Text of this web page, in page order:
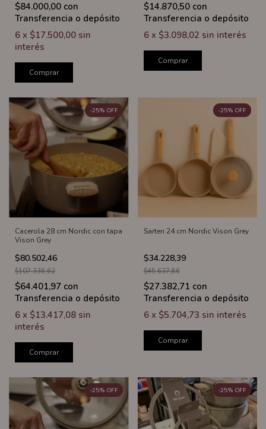
$84.000,00 con
Transferencia o depósito
6 x $17.500,00 sin
interés
Comprar
$14.870,50 con
Transferencia o depósito
6 x $3.098,02 sin interés
Comprar
Cacerola 28 cm Nordic con tapa
Vison Grey
$80.502,46
-25% OFF
$107.336,62
$64.401,97 con
Transferencia o depósito
6 x $13.417,08 sin
interés
Comprar
Sarten 24 cm Nordic Vison Grey
$34.228,39
-25% OFF
$45.637,86
$27.382,71 con
Transferencia o depósito
6 x $5.704,73 sin interés
Comprar
-25% OFF -25% OFF